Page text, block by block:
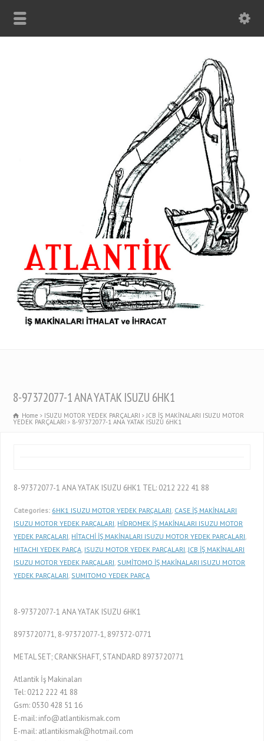
8-97372077-1 ANA YATAK ISUZU 6HK1
Home ISUZU MOTOR YEDEK PARÇALARI JCB İŞ MAKİNALARI ISUZU MOTOR
YEDEK PARÇALARI 8-97372077-1 ANA YATAK ISUZU 6HK1
8-97372077-1 ANA YATAK ISUZU 6HK1 TEL: 0212 222 41 88
Categories: 6HK1 ISUZU MOTOR YEDEK PARÇALARI CASE İŞ MAKİNALARI
ISUZU MOTOR YEDEK PARÇALARI HİDROMEK İŞ MAKİNALARI ISUZU MOTOR
YEDEK PARÇALARI HİTACHİ İŞ MAKİNALARI ISUZU MOTOR YEDEK PARÇALARI
HITACHI YEDEK PARÇA ISUZU MOTOR YEDEK PARÇALARI JCB İŞ MAKİNALARI
ISUZU MOTOR YEDEK PARÇALARI SUMİTOMO İŞ MAKİNALARI ISUZU MOTOR
YEDEK PARÇALARI SUMITOMO YEDEK PARÇA
8-97372077-1 ANA YATAK ISUZU 6HK1
8973720771, 8-97372077-1, 897372-0771
METAL SET; CRANKSHAFT, STANDARD 8973720771
Atlantik İş Makinaları
Tel: 0212 222 41 88
Gsm: 0530 428 51 16
E-mail: info@atlantikismak.com
E-mail: atlantikismak@hotmail.com